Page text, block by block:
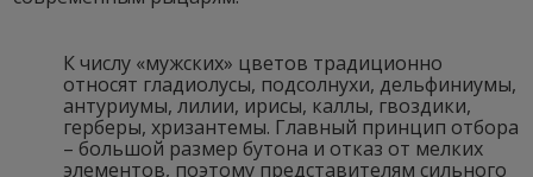
К числу «мужских» цветов традиционно
относят гладиолусы, подсолнухи, дельфиниумы,
антуриумы, лилии, ирисы, каллы, гвоздики,
герберы, хризантемы. Главный принцип отбора
– большой размер бутона и отказ от мелких
элементов, поэтому представителям сильного